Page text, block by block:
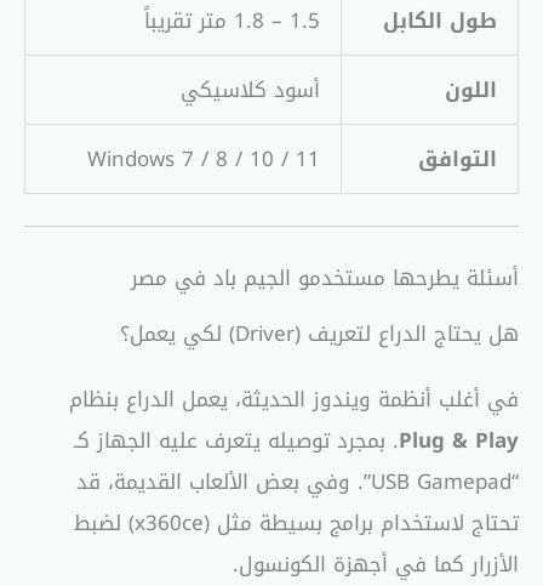
طول الكابل
1.5 – 1.8 متر تقريباً
اللون
أسود كلاسيكي
التوافق
Windows 7 / 8 / 10 / 11
أسئلة يطرحها مستخدمو الجيم باد في مصر
هل يحتاج الدراع لتعريف (Driver) لكي يعمل؟
في أغلب أنظمة ويندوز الحديثة، يعمل الدراع بنظام
Plug & Play. بمجرد توصيله يتعرف عليه الجهاز كـ
“USB Gamepad”. وفي بعض الألعاب القديمة، قد
تحتاج لاستخدام برامج بسيطة مثل (x360ce) لضبط
الأزرار كما في أجهزة الكونسول.